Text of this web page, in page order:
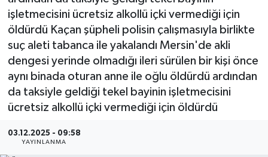
işletmecisini ücretsiz alkollü içki vermediği için
öldürdü Kaçan şüpheli polisin çalışmasıyla birlikte
suç aleti tabanca ile yakalandı Mersin'de akli
dengesi yerinde olmadığı ileri sürülen bir kişi önce
aynı binada oturan anne ile oğlu öldürdü ardından
da taksiyle geldiği tekel bayinin işletmecisini
ücretsiz alkollü içki vermediği için öldürdü
03.12.2025 - 09:58
YAYINLANMA